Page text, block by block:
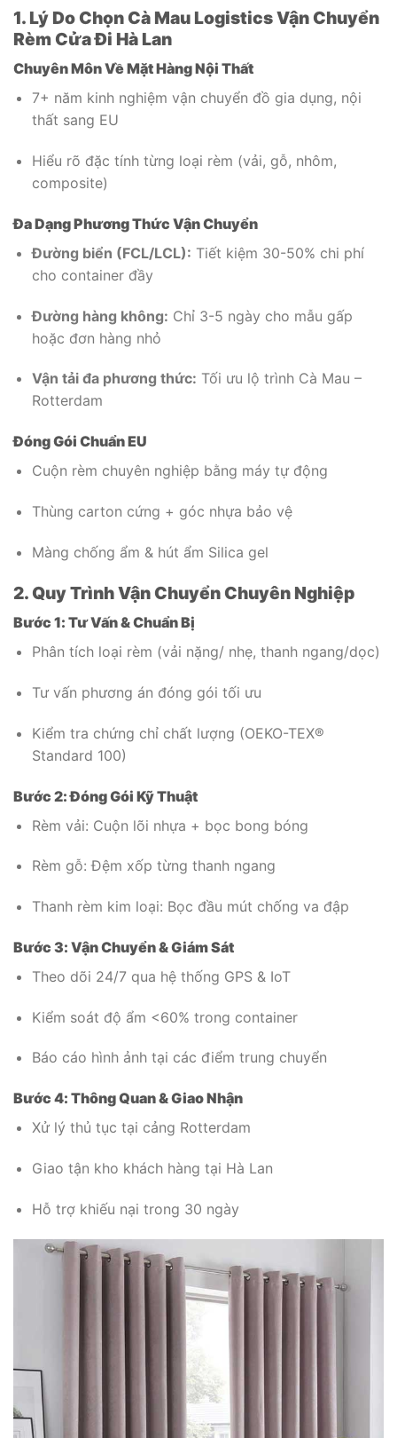
1. Lý Do Chọn Cà Mau Logistics Vận Chuyển
Rèm Cửa Đi Hà Lan
Chuyên Môn Về Mặt Hàng Nội Thất
7+ năm kinh nghiệm vận chuyển đồ gia dụng, nội
thất sang EU
Hiểu rõ đặc tính từng loại rèm (vải, gỗ, nhôm,
composite)
Đa Dạng Phương Thức Vận Chuyển
Đường biển (FCL/LCL): Tiết kiệm 30-50% chi phí
cho container đầy
Đường hàng không: Chỉ 3-5 ngày cho mẫu gấp
hoặc đơn hàng nhỏ
Vận tải đa phương thức: Tối ưu lộ trình Cà Mau –
Rotterdam
Đóng Gói Chuẩn EU
Cuộn rèm chuyên nghiệp bằng máy tự động
Thùng carton cứng + góc nhựa bảo vệ
Màng chống ẩm & hút ẩm Silica gel
2. Quy Trình Vận Chuyển Chuyên Nghiệp
Bước 1: Tư Vấn & Chuẩn Bị
Phân tích loại rèm (vải nặng/ nhẹ, thanh ngang/dọc)
Tư vấn phương án đóng gói tối ưu
Kiểm tra chứng chỉ chất lượng (OEKO-TEX®
Standard 100)
Bước 2: Đóng Gói Kỹ Thuật
Rèm vải: Cuộn lõi nhựa + bọc bong bóng
Rèm gỗ: Đệm xốp từng thanh ngang
Thanh rèm kim loại: Bọc đầu mút chống va đập
Bước 3: Vận Chuyển & Giám Sát
Theo dõi 24/7 qua hệ thống GPS & IoT
Kiểm soát độ ẩm <60% trong container
Báo cáo hình ảnh tại các điểm trung chuyển
Bước 4: Thông Quan & Giao Nhận
Xử lý thủ tục tại cảng Rotterdam
Giao tận kho khách hàng tại Hà Lan
Hỗ trợ khiếu nại trong 30 ngày